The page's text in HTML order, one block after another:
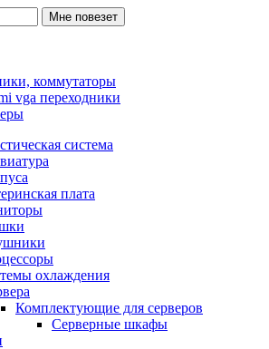
коммутаторы
vga переходники
система
плата
охлаждения
Комплектующие для серверов
Серверные шкафы